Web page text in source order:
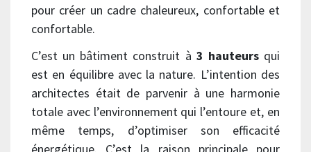
pour créer un cadre chaleureux, confortable et
confortable.
C’est un bâtiment construit à 3 hauteursqui
est en équilibre avec la nature. L’intention des
architectes était de parvenir à une harmonie
totale avec l’environnement qui l’entoure et, en
même temps, d’optimiser son efficacité
énergétique. C’est la raison principale pour